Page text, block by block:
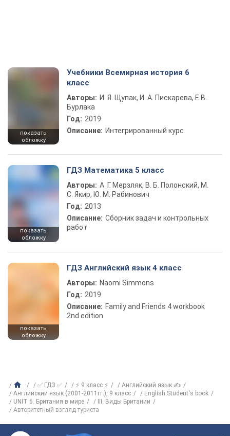
показать
обложку
Учебники Всемирная история 6
класс
Авторы: И. Я. Щупак, И. А. Пискарева, Е.В.
Бурлака
Год: 2019
Описание: Интегрированный курс
показать
обложку
ГДЗ Математика 5 класс
Авторы: А. Г. Мерзляк, В. Б. Полонский, М.
С. Якир, Ю. М. Рабинович
Год: 2013
Описание: Сборник задач и контрольных
работ
показать
обложку
ГДЗ Английский язык 4 класс
Авторы: Naomi Simmons
Год: 2019
Описание: Family and Friends 4 workbook
2nd edition
✅ ГДЗ ✅ ⚡ 9 класс ⚡
Английский язык ✍
Английский язык (2001-2011гг.), 9 класс
English Student's book
UNIT 6. Британия в мире
III. Виды Британии
Авторитетный взгляд туриста